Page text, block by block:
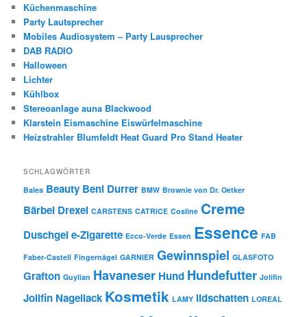
Küchenmaschine
Party Lautsprecher
Mobiles Audiosystem – Party Lausprecher
DAB RADIO
Halloween
Lichter
Kühlbox
Stereoanlage auna Blackwood
Klarstein Eismaschine Eiswürfelmaschine
Heizstrahler Blumfeldt Heat Guard Pro Stand Heater
SCHLAGWÖRTER
Balea Beauty Beni Durrer BMW Brownie von Dr. Oetker
Bärbel Drexel CARSTENS CATRICE Cosline Creme
Duschgele-Zigarette Ecco-Verde Essen Essence FAB
Faber-Castell Fingernägel GARNIER Gewinnspiel GLASFOTO
Grafton Guylian Havaneser Hund Hundefutter Jolifin
Jolifin Nagellack Kosmetik LAMY lidschatten LOREAL